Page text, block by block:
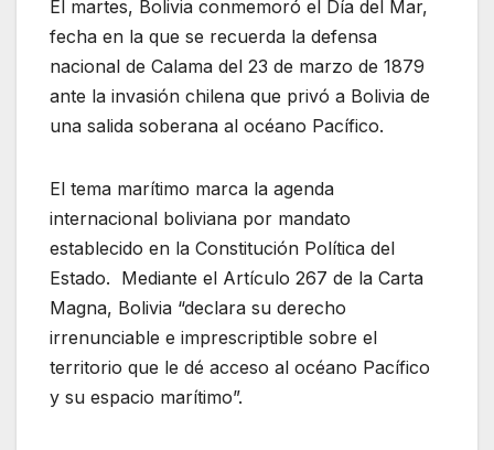
El martes, Bolivia conmemoró el Día del Mar,
fecha en la que se recuerda la defensa
nacional de Calama del 23 de marzo de 1879
ante la invasión chilena que privó a Bolivia de
una salida soberana al océano Pacífico.
El tema marítimo marca la agenda
internacional boliviana por mandato
establecido en la Constitución Política del
Estado. Mediante el Artículo 267 de la Carta
Magna, Bolivia “declara su derecho
irrenunciable e imprescriptible sobre el
territorio que le dé acceso al océano Pacífico
y su espacio marítimo”.